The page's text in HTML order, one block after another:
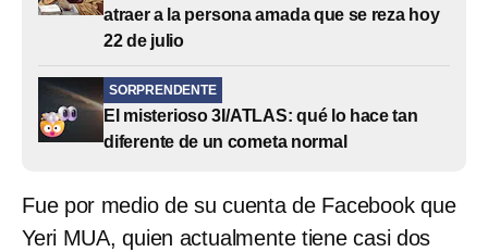
atraer a la persona amada que se reza hoy
22 de julio
SORPRENDENTE
El misterioso 3I/ATLAS: qué lo hace tan
diferente de un cometa normal
Fue por medio de su cuenta de Facebook que
Yeri MUA, quien actualmente tiene casi dos